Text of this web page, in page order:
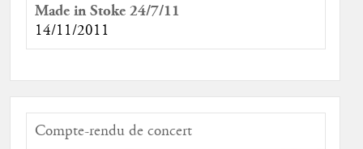
Made in Stoke 24/7/11
14/11/2011
Compte-rendu de concert